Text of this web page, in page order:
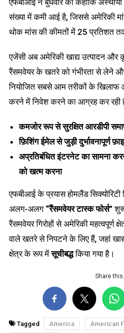
एफबीआई ने बुधवार को कहाकि
संख्या में कमी आई है, जिससे अमेरिकी
थोक मांस की कीमतों में 25 प्रतिशत
एजेंसी अब अमेरिकी खाद्य उत्पादन और
रैंसमवेयर के खतरे को गंभीरता से लेने और
नियोजित सबसे आम तरीकों के खिलाफ
करने में निवेश करने का आग्रह कर रही
कमजोर रूप से सुरक्षित आरडीपी
फ़िशिंग ईमेल से जुड़ी दुर्भावनापूर्ण
अप्रतिबंधित इंटरनेट का सामना
को खत्म करना
एफबीआई के प्रयास होमलैंड सिक्योरिटी
अलग-अलग “रैंसमवेयर टास्क फोर्स”
रैंसमवेयर गिरोहों से अमेरिकी महत्वपूर्ण
वाले खतरे से निपटने के लिए हैं, जहां
क्षेत्र के रूप मेंसूचीबद्धकिया गया है।
Share
Tagged America American